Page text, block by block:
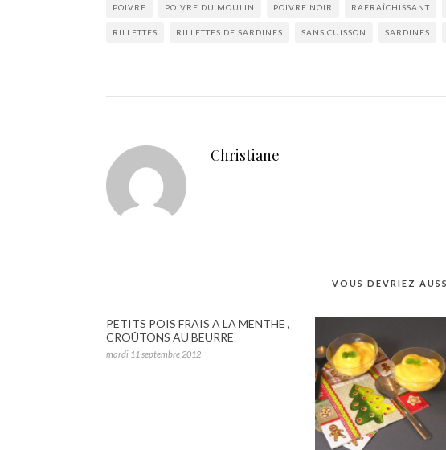
POIVRE POIVRE DU MOULIN POIVRE NOIR RAFRAÎCHISSANT
RILLETTES RILLETTES DE SARDINES SANS CUISSON SARDINES
Christiane
VOUS DEVRIEZ
PETITS POIS FRAIS A LA MENTHE ,
CROÛTONS AU BEURRE
mardi 11 septembre 2012